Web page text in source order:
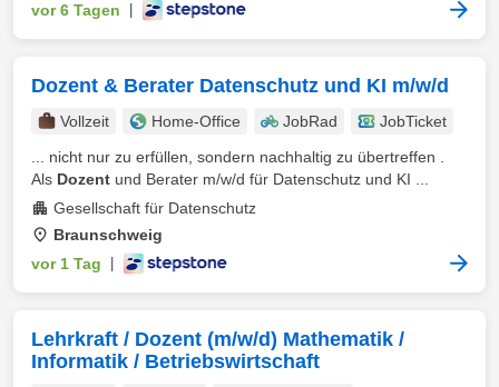
vor 6 Tagen
Dozent & Berater Datenschutz und KI m/w/d
Vollzeit Home-Office JobRad
JobTicket
... nicht nur zu erfüllen, sondern nachhaltig zu übertreffen .
Als Dozent und Berater m/w/d für Datenschutz und KI ...
Gesellschaft für Datenschutz
Braunschweig
vor 1 Tag
Lehrkraft / Dozent (m/w/d) Mathematik /
Informatik / Betriebswirtschaft